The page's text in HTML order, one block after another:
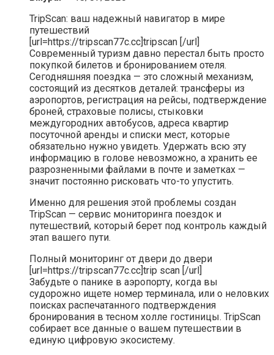
TripScan: ваш надежный навигатор в мире
путешествий
[url=https://tripscan77c.cc]tripscan [/url]
Современный туризм давно перестал быть просто
покупкой билетов и бронированием отеля.
Сегодняшняя поездка — это сложный механизм,
состоящий из десятков деталей: трансферы из
аэропортов, регистрация на рейсы, подтверждение
броней, страховые полисы, стыковки
междугородних автобусов, адреса квартир
посуточной аренды и списки мест, которые
обязательно нужно увидеть. Удержать всю эту
информацию в голове невозможно, а хранить ее
разрозненными файлами в почте и заметках —
значит постоянно рисковать что-то упустить.
Именно для решения этой проблемы создан
TripScan — сервис мониторинга поездок и
путешествий, который берет под контроль каждый
этап вашего пути.
Полный мониторинг от двери до двери
[url=https://tripscan77c.cc]trip scan [/url]
Забудьте о панике в аэропорту, когда вы
судорожно ищете номер терминала, или о неловких
поисках распечатанного подтверждения
бронирования в тесном холле гостиницы. TripScan
собирает все данные о вашем путешествии в
единую цифровую экосистему.